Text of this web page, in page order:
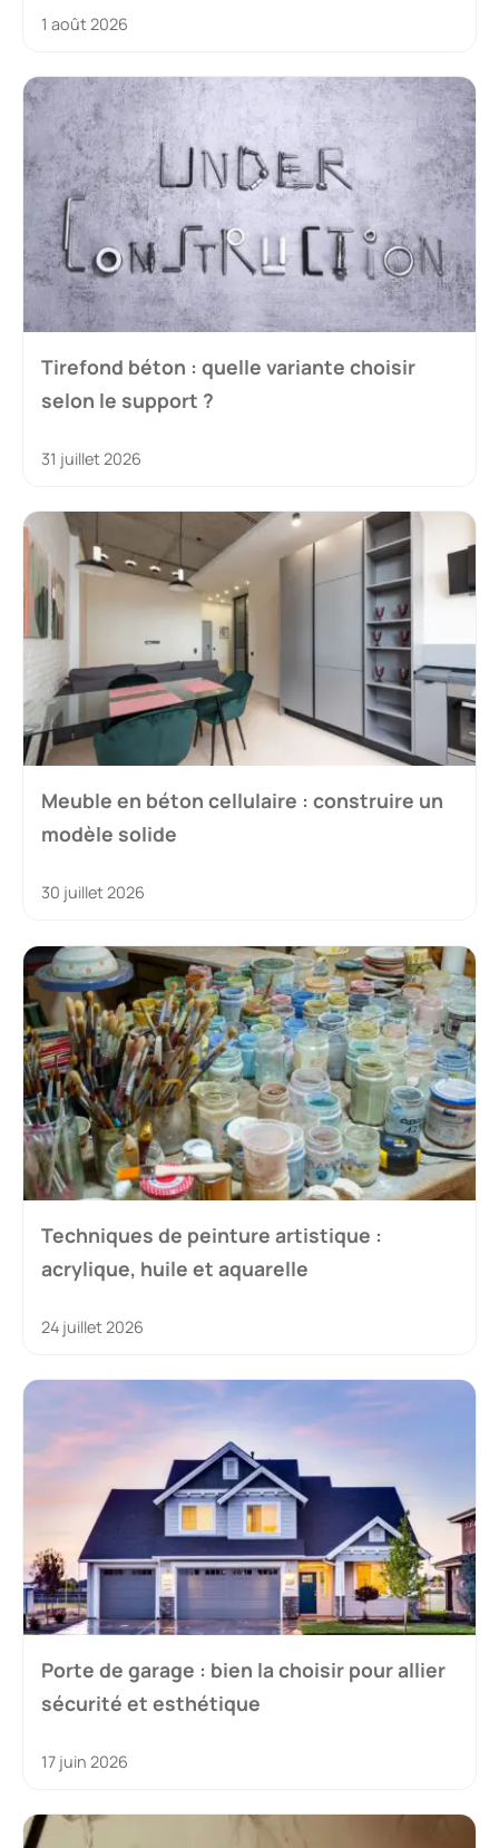
1 août 2026
Tirefond béton : quelle variante choisir
selon le support ?
31 juillet 2026
Meuble en béton cellulaire : construire un
modèle solide
30 juillet 2026
Techniques de peinture artistique :
acrylique, huile et aquarelle
24 juillet 2026
Porte de garage : bien la choisir pour allier
sécurité et esthétique
17 juin 2026